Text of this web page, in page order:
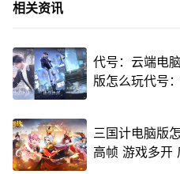
相关资讯
代号：云端电
版怎么玩代号
三国计电脑版
高帧 游戏多开